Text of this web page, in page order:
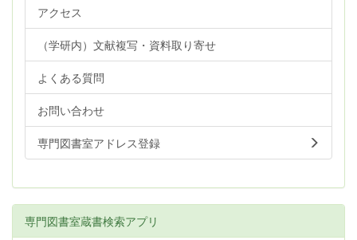
アクセス
（学研内）文献複写・資料取り寄せ
よくある質問
お問い合わせ
専門図書室アドレス登録
専門図書室蔵書検索アプリ